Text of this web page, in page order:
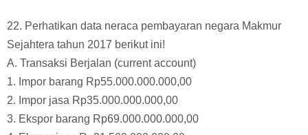
C. Method
D. Money
E. Machine
22. Perhatikan data neraca pembayaran negara Makmur
Sejahtera tahun 2017 berikut ini!